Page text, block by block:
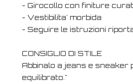
- Girocollo con finiture
- Vestibilita' morbida
- Seguire le istruzioni
CONSIGLIO DI STILE
Abbinalo a jeans e sneaker
equilibrato."